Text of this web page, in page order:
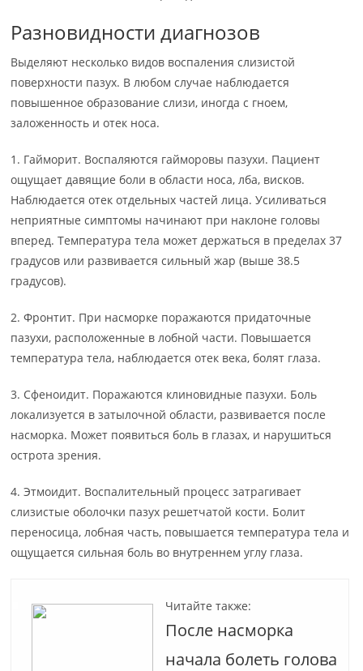
Разновидности диагнозов
Выделяют несколько видов воспаления слизистой
поверхности пазух. В любом случае наблюдается
повышенное образование слизи, иногда с гноем,
заложенность и отек носа.
1. Гайморит. Воспаляются гайморовы пазухи. Пациент
ощущает давящие боли в области носа, лба, висков.
Наблюдается отек отдельных частей лица. Усиливаться
неприятные симптомы начинают при наклоне головы
вперед. Температура тела может держаться в пределах 37
градусов или развивается сильный жар (выше 38.5
градусов).
2. Фронтит. При насморке поражаются придаточные
пазухи, расположенные в лобной части. Повышается
температура тела, наблюдается отек века, болят глаза.
3. Сфеноидит. Поражаются клиновидные пазухи. Боль
локализуется в затылочной области, развивается после
насморка. Может появиться боль в глазах, и нарушиться
острота зрения.
4. Этмоидит. Воспалительный процесс затрагивает
слизистые оболочки пазух решетчатой кости. Болит
переносица, лобная часть, повышается температура тела и
ощущается сильная боль во внутреннем углу глаза.
Читайте также:
После насморка
начала болеть голова